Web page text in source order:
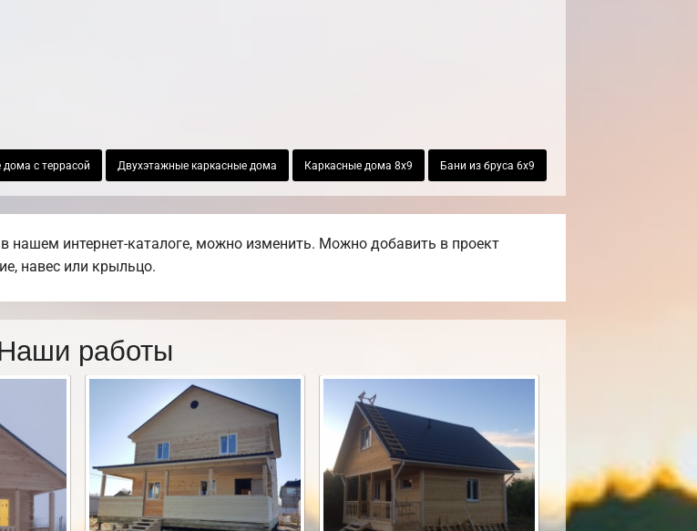
с террасой Двухэтажные каркасные дома Каркасные дома 8х9 Бани из бруса 6х9
нашем интернет-каталоге, можно изменить. Можно добавить в проект
навес или крыльцо.
работы